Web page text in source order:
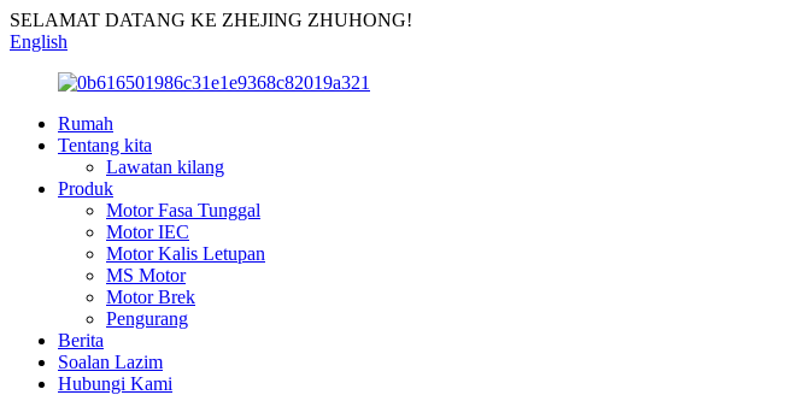
SELAMAT DATANG KE ZHEJING ZHUHONG!
English
Rumah
Tentang kita
Lawatan kilang
Produk
Motor Fasa Tunggal
Motor IEC
Motor Kalis Letupan
MS Motor
Motor Brek
Pengurang
Berita
Soalan Lazim
Hubungi Kami